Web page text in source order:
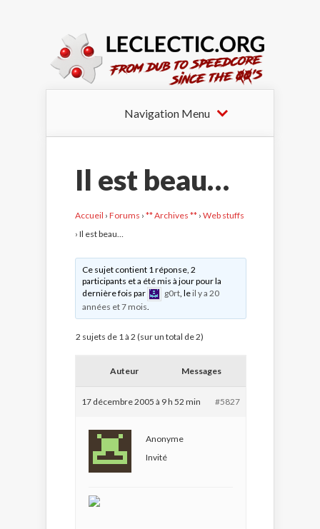
Navigation Menu
Il est beau…
Accueil › Forums › ** Archives ** › Web stuffs
› Il est beau…
Ce sujet contient 1 réponse, 2
participants et a été mis à jour pour la
dernière fois par
g0rt , leil y a 20
années et 7 mois
2 sujets de 1 à 2 (sur un total de 2)
Auteur Messages
17 décembre 2005 à 9 h 52 min #5827
Anonyme
Invité